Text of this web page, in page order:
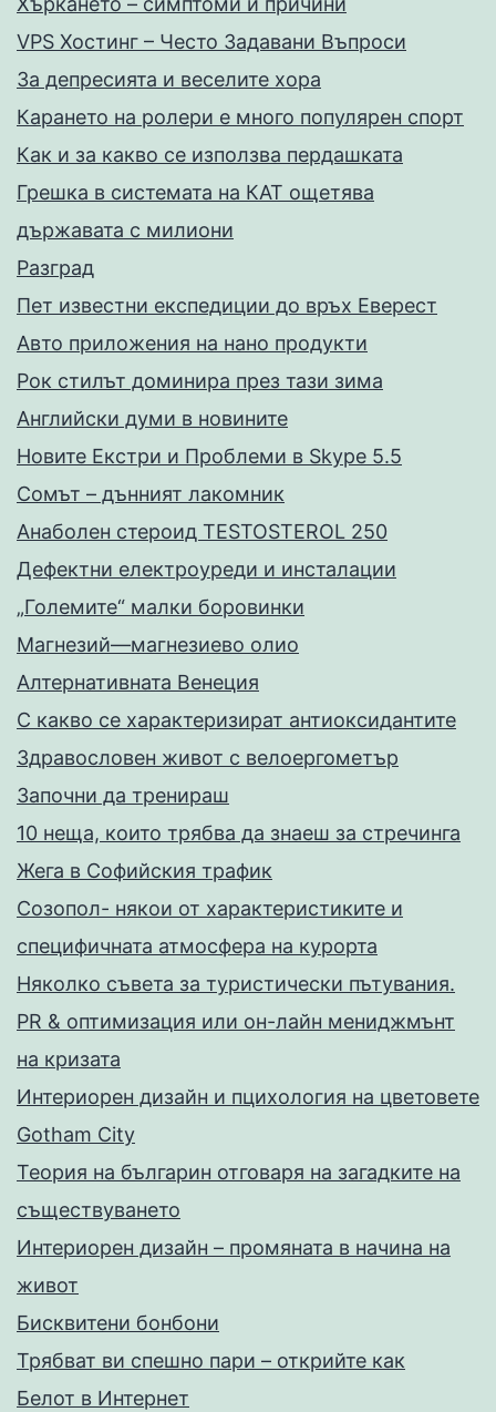
VPS Хостинг – Често Задавани Въпроси
За депресията и веселите хора
Карането на ролери е много популярен спорт
Как и за какво се използва пердашката
Грешка в системата на КАТ ощетява
държавата с милиони
Разград
Пет известни експедиции до връх Еверест
Авто приложения на нано продукти
Рок стилът доминира през тази зима
Английски думи в новините
Новите Екстри и Проблеми в Skype 5.5
Сомът – дънният лакомник
Анаболен стероид TESTOSTEROL 250
Дефектни електроуреди и инсталации
„Големите“ малки боровинки
Магнезий—магнезиево олио
Алтернативната Венеция
С какво се характеризират антиоксидантите
Здравословен живот с велоергометър
Запoчни да тренираш
10 неща, които трябва да знаеш за стречинга
Жега в Софийския трафик
Созопол- някои от характеристиките и
специфичната атмосфера на курорта
Няколко съвета за туристически пътувания.
PR & оптимизация или он-лайн мениджмънт
на кризата
Интериорен дизайн и пцихология на цветовете
Gotham City
Теория на българин отговаря на загадките на
съществуването
Интериорен дизайн – промяната в начина на
живот
Бисквитени бонбони
Трябват ви спешно пари – открийте как
Белот в Интернет